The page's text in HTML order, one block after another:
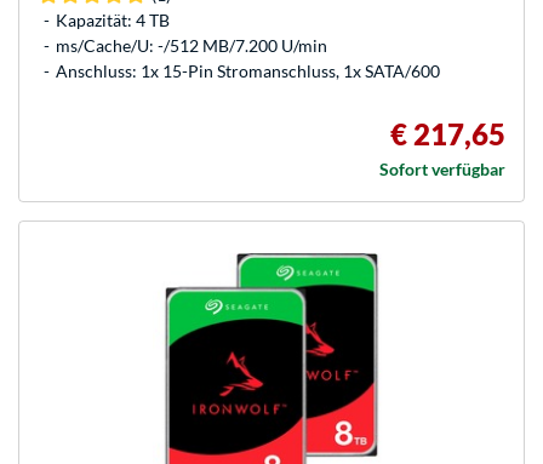
Kapazität: 4 TB
ms/Cache/U: -/512 MB/7.200 U/min
Anschluss: 1x 15-Pin Stromanschluss, 1x SATA/600
€ 217,65
Sofort verfügbar